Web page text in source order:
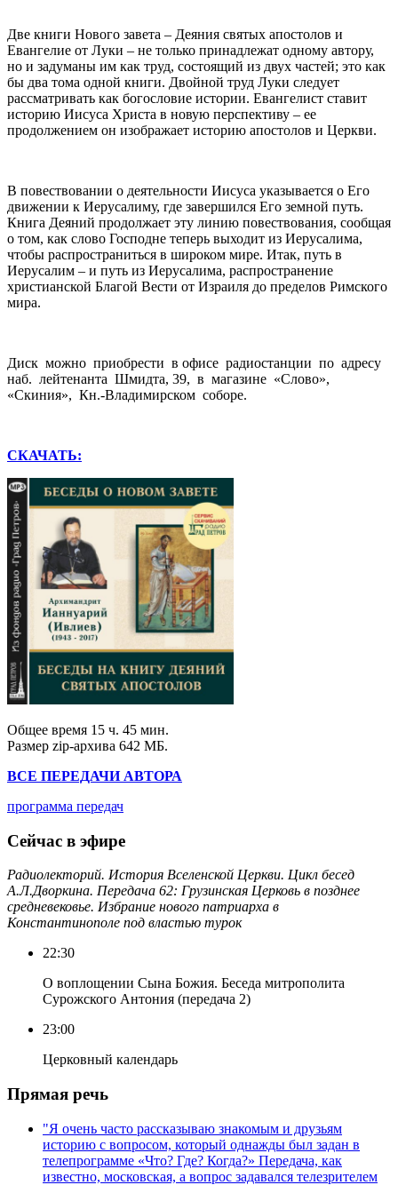
Две книги Нового завета – Деяния святых апостолов и
Евангелие от Луки – не только принадлежат одному автору,
но и задуманы им как труд, состоящий из двух частей; это как
бы два тома одной книги. Двойной труд Луки следует
рассматривать как богословие истории. Евангелист ставит
историю Иисуса Христа в новую перспективу – ее
продолжением он изображает историю апостолов и Церкви.
В повествовании о деятельности Иисуса указывается о Его
движении к Иерусалиму, где завершился Его земной путь.
Книга Деяний продолжает эту линию повествования, сообщая
о том, как слово Господне теперь выходит из Иерусалима,
чтобы распространиться в широком мире. Итак, путь в
Иерусалим – и путь из Иерусалима, распространение
христианской Благой Вести от Израиля до пределов Римского
мира.
Диск можно приобрести в офисе радиостанции по адресу
наб. лейтенанта Шмидта, 39, в магазине «Слово»,
«Скиния», Кн.-Владимирском соборе.
СКАЧАТЬ:
Общее время 15 ч. 45 мин.
Размер zip-архива 642 МБ.
ВСЕ ПЕРЕДАЧИ АВТОРА
программа передач
Сейчас в эфире
Радиолекторий. История Вселенской Церкви. Цикл бесед
А.Л.Дворкина. Передача 62: Грузинская Церковь в позднее
средневековье. Избрание нового патриарха в
Константинополе под властью турок
22:30
О воплощении Сына Божия. Беседа митрополита
Сурожского Антония (передача 2)
23:00
Церковный календарь
Прямая речь
"Я очень часто рассказываю знакомым и друзьям
историю с вопросом, который однажды был задан в
телепрограмме «Что? Где? Когда?» Передача, как
известно, московская, а вопрос задавался телезрителем